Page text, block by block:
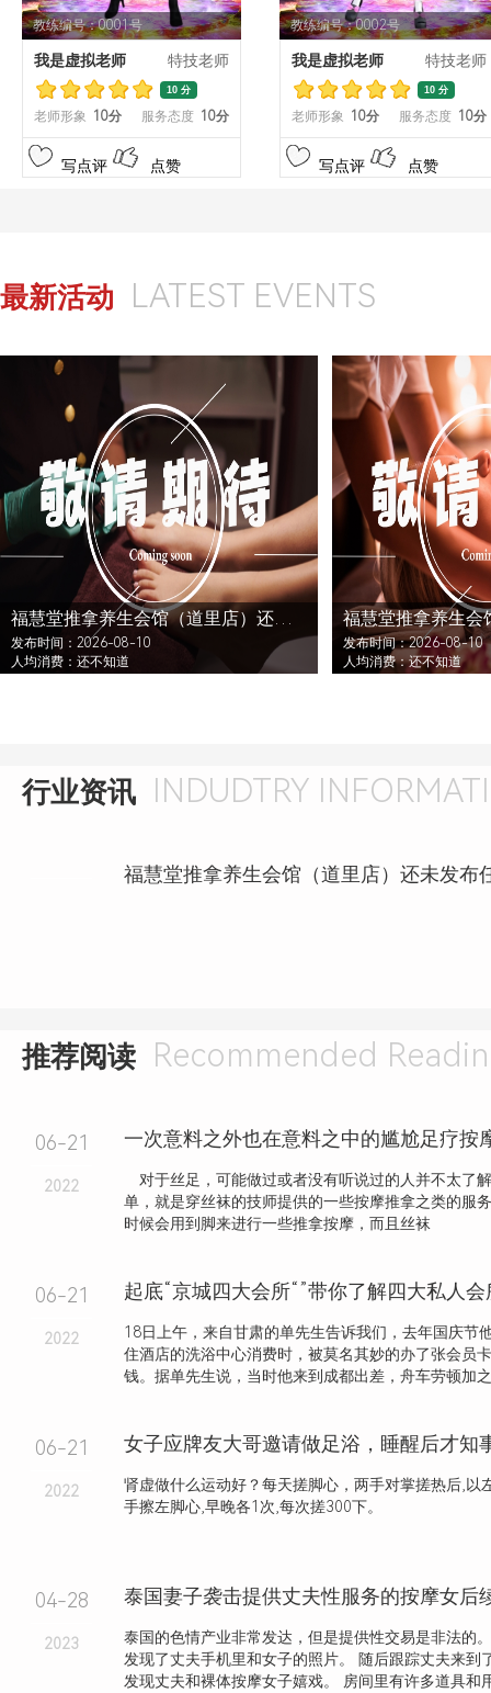
教练编号：0001号
我是虚拟老师 特技老师
10 分
老师形象 10分 服务态度 10分
写点评 点赞
教练编号：0002号
我是虚拟老师 特技老师
10 分
老师形象 10分 服务态度 10分
写点评 点赞
最新活动 LATEST EVENTS
福慧堂推拿养生会馆（道里店）还没发布活动
发布时间：2026-08-10
人均消费：还不知道
发布时间：2026-08-10
人均消费：还不知道
行业资讯 INDUDTRY
推荐阅读 Recommended
06-21
2022
一次意料之外也在意料之中的尴尬足疗按
对于丝足，可能做过或者没有听说过的人并不太了
单，就是穿丝袜的技师提供的一些按摩推拿之类的服
时候会用到脚来进行一些推拿按摩，而且丝袜
06-21
2022
起底“京城四大会所“”带你了解四大私人
18日上午，来自甘肃的单先生告诉我们，去年国庆节
住酒店的洗浴中心消费时，被莫名其妙的办了张会员
钱。据单先生说，当时他来到成都出差，舟车劳顿加
06-21
2022
肾虚做什么运动好？每天搓脚心，两手对掌搓热后,以
手擦左脚心,早晚各1次,每次搓300下。
04-28
2023
泰国的色情产业非常发达，但是提供性交易是非法的
发现了丈夫手机里和女子的照片。 随后跟踪丈夫来到
发现丈夫和裸体按摩女子嬉戏。 房间里有许多道具和